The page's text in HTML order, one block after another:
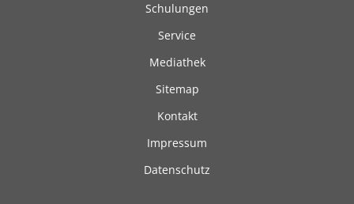
Schulungen
Service
Mediathek
Sitemap
Kontakt
Impressum
Datenschutz